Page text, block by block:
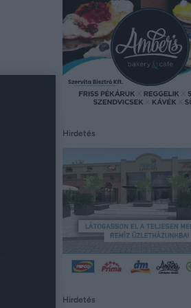
Hirdetés
Hirdetés